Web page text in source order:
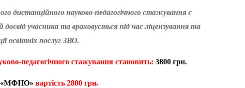
дистанційного науково-педагогічного стажування є
учасника та враховується під час ліцензування та
освітніх послуг ЗВО.
педагогічного стажування становить: 3800 грн.
«МФНО» вартість 2800 грн.